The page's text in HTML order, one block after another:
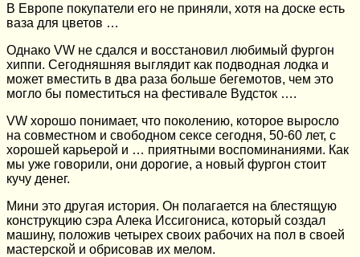
В Европе покупатели его не приняли, хотя на доске есть
ваза для цветов …
Однако VW не сдался и восстановил любимый фургон
хиппи. Сегодняшняя выглядит как подводная лодка и
может вместить в два раза больше бегемотов, чем это
могло бы поместиться на фестивале Вудсток ….
VW хорошо понимает, что поколению, которое выросло
на совместном и свободном сексе сегодня, 50-60 лет, с
хорошей карьерой и … приятными воспоминаниями. Как
мы уже говорили, они дорогие, а новый фургон стоит
кучу денег.
Мини это другая история. Он полагается на блестящую
конструкцию сэра Алека Иссигониса, который создал
машину, положив четырех своих рабочих на пол в своей
мастерской и обрисовав их мелом.